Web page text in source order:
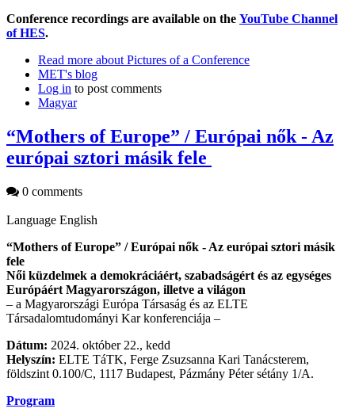
Conference recordings are available on the YouTube Channel
of HES.
Read more about Pictures of a Conference
MET's blog
Log in to post comments
Magyar
“Mothers of Europe” / Európai nők - Az
európai sztori másik fele
0 comments
Language English
“Mothers of Europe” / Európai nők - Az európai sztori másik
fele
Női küzdelmek a demokráciáért, szabadságért és az egységes
Európáért Magyarországon, illetve a világon
– a Magyarországi Európa Társaság és az ELTE
Társadalomtudományi Kar konferenciája –
Dátum: 2024. október 22., kedd
Helyszín: ELTE TáTK, Ferge Zsuzsanna Kari Tanácsterem,
földszint 0.100/C, 1117 Budapest, Pázmány Péter sétány 1/A.
Program